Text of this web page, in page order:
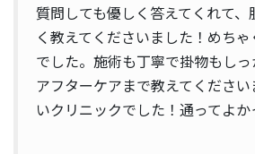
質問しても優しく答えてくれて
く教えてくださいました！めち
でした。施術も丁寧で掛物もし
アフターケアまで教えてくださ
いクリニックでした！通ってよか